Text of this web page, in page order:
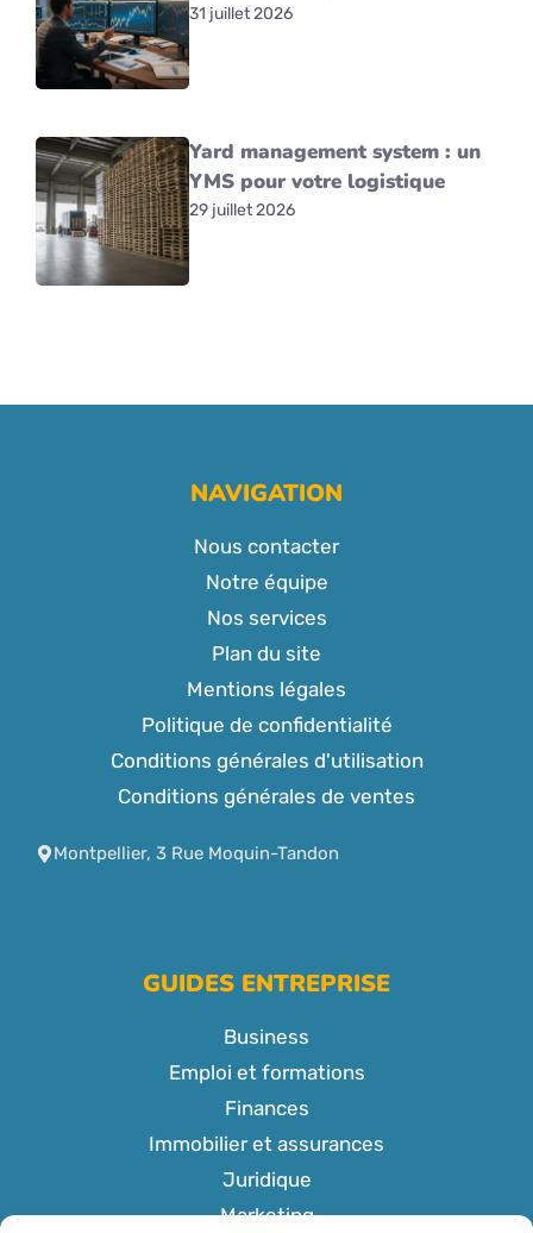
31 juillet 2026
Yard management system : un
YMS pour votre logistique
29 juillet 2026
NAVIGATION
Nous contacter
Notre équipe
Nos services
Plan du site
Mentions légales
Politique de confidentialité
Conditions générales d'utilisation
Conditions générales de ventes
Montpellier, 3 Rue Moquin-Tandon
GUIDES ENTREPRISE
Business
Emploi et formations
Finances
Immobilier et assurances
Juridique
Marketing